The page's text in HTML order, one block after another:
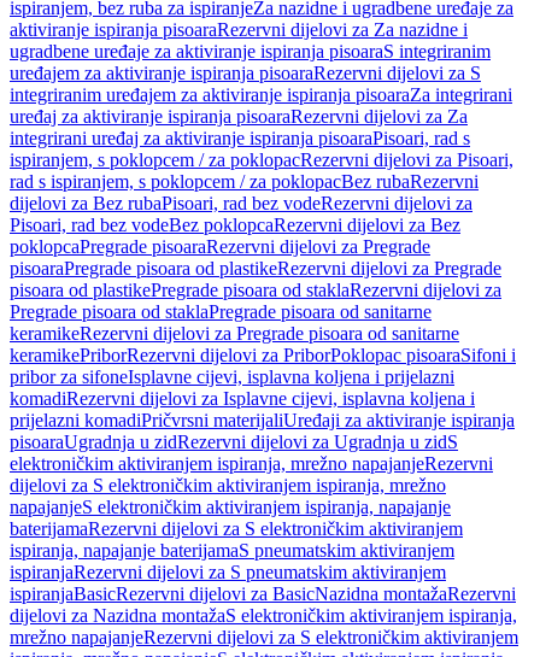
ispiranjem, bez ruba za ispiranjeZa nazidne i ugradbene uređaje za
aktiviranje ispiranja pisoaraRezervni dijelovi za Za nazidne i
ugradbene uređaje za aktiviranje ispiranja pisoaraS integriranim
uređajem za aktiviranje ispiranja pisoaraRezervni dijelovi za S
integriranim uređajem za aktiviranje ispiranja pisoaraZa integrirani
uređaj za aktiviranje ispiranja pisoaraRezervni dijelovi za Za
integrirani uređaj za aktiviranje ispiranja pisoaraPisoari, rad s
ispiranjem, s poklopcem / za poklopacRezervni dijelovi za Pisoari,
rad s ispiranjem, s poklopcem / za poklopacBez rubaRezervni
dijelovi za Bez rubaPisoari, rad bez vodeRezervni dijelovi za
Pisoari, rad bez vodeBez poklopcaRezervni dijelovi za Bez
poklopcaPregrade pisoaraRezervni dijelovi za Pregrade
pisoaraPregrade pisoara od plastikeRezervni dijelovi za Pregrade
pisoara od plastikePregrade pisoara od staklaRezervni dijelovi za
Pregrade pisoara od staklaPregrade pisoara od sanitarne
keramikeRezervni dijelovi za Pregrade pisoara od sanitarne
keramikePriborRezervni dijelovi za PriborPoklopac pisoaraSifoni i
pribor za sifoneIsplavne cijevi, isplavna koljena i prijelazni
komadiRezervni dijelovi za Isplavne cijevi, isplavna koljena i
prijelazni komadiPričvrsni materijaliUređaji za aktiviranje ispiranja
pisoaraUgradnja u zidRezervni dijelovi za Ugradnja u zidS
elektroničkim aktiviranjem ispiranja, mrežno napajanjeRezervni
dijelovi za S elektroničkim aktiviranjem ispiranja, mrežno
napajanjeS elektroničkim aktiviranjem ispiranja, napajanje
baterijamaRezervni dijelovi za S elektroničkim aktiviranjem
ispiranja, napajanje baterijamaS pneumatskim aktiviranjem
ispiranjaRezervni dijelovi za S pneumatskim aktiviranjem
ispiranjaBasicRezervni dijelovi za BasicNazidna montažaRezervni
dijelovi za Nazidna montažaS elektroničkim aktiviranjem ispiranja,
mrežno napajanjeRezervni dijelovi za S elektroničkim aktiviranjem